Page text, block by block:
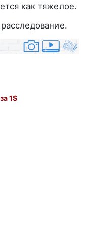
как тяжелое.
1$